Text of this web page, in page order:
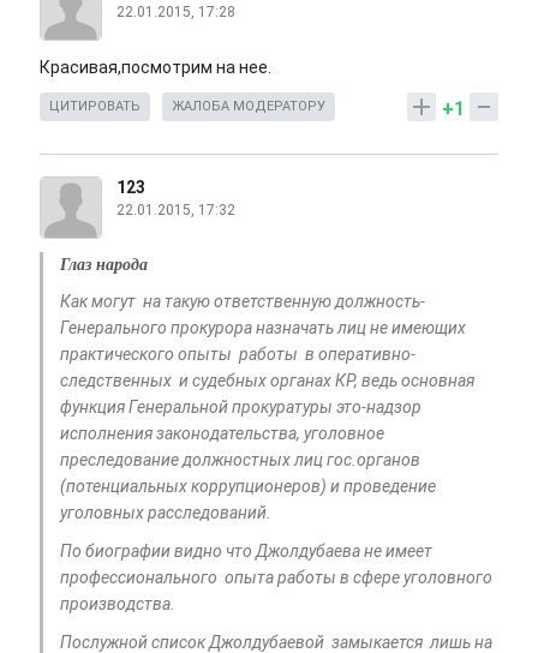
22.01.2015, 17:28
Красивая,посмотрим на нее.
+1
ЦИТИРОВАТЬ ЖАЛОБА МОДЕРАТОРУ
123
22.01.2015, 17:32
Глаз народа
Как могут на такую ответственную должность-
Генерального прокурора назначать лиц не имеющих
практического опыты работы в оперативно-
следственных и судебных органах КР, ведь основная
функция Генеральной прокуратуры это-надзор
исполнения законодательства, уголовное
преследование должностных лиц гос.органов
(потенциальных коррупционеров) и проведение
уголовных расследований.
По биографии видно что Джолдубаева не имеет
профессионального опыта работы в сфере уголовного
производства.
Послужной список Джолдубаевой замыкается лишь на